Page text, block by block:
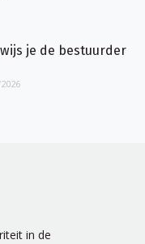
je de bestuurder
in de